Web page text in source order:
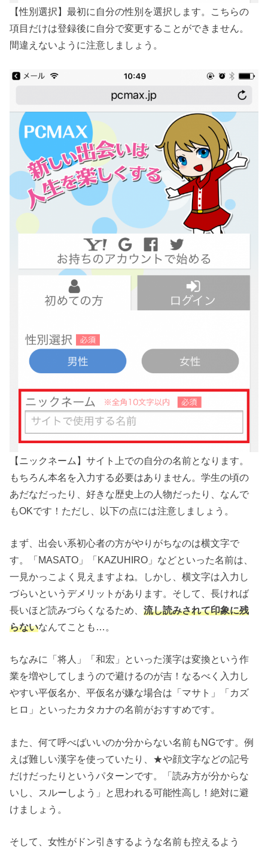
【性別選択】最初に自分の性別を選択します。こちらの
項目だけは登録後に自分で変更することができません。
間違えないように注意しましょう。
【ニックネーム】サイト上での自分の名前となります。
もちろん本名を入力する必要はありません。学生の頃の
あだなだったり、好きな歴史上の人物だったり、なんで
もOKです！ただし、以下の点には注意しましょう。
まず、出会い系初心者の方がやりがちなのは横文字で
す。「MASATO」「KAZUHIRO」などといった名前は、
一見かっこよく見えますよね。しかし、横文字は入力し
づらいというデメリットがあります。そして、長ければ
長いほど読みづらくなるため、流し読みされて印象に残
らないなんてことも…。
ちなみに「将人」「和宏」といった漢字は変換という作
業を増やしてしまうので避けるのが吉！なるべく入力し
やすい平仮名か、平仮名が嫌な場合は「マサト」「カズ
ヒロ」といったカタカナの名前がおすすめです。
また、何て呼べばいいのか分からない名前もNGです。例
えば難しい漢字を使っていたり、★や顔文字などの記号
だけだったりというパターンです。「読み方が分からな
いし、スルーしよう」と思われる可能性高し！絶対に避
けましょう。
そして、女性がドン引きするような名前も控えるよう